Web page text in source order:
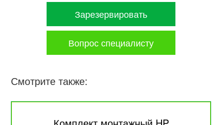
Зарезервировать
Вопрос специалисту
Смотрите также: